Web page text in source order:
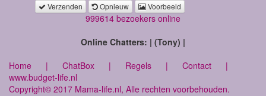
Verzenden Opnieuw Voorbeeld
999614 bezoekers online
Online Chatters: | (Tony) |
Home | ChatBox | Regels | Contact |
www.budget-life.nl
Copyright© 2017 Mama-life.nl, Alle rechten voorbehouden.